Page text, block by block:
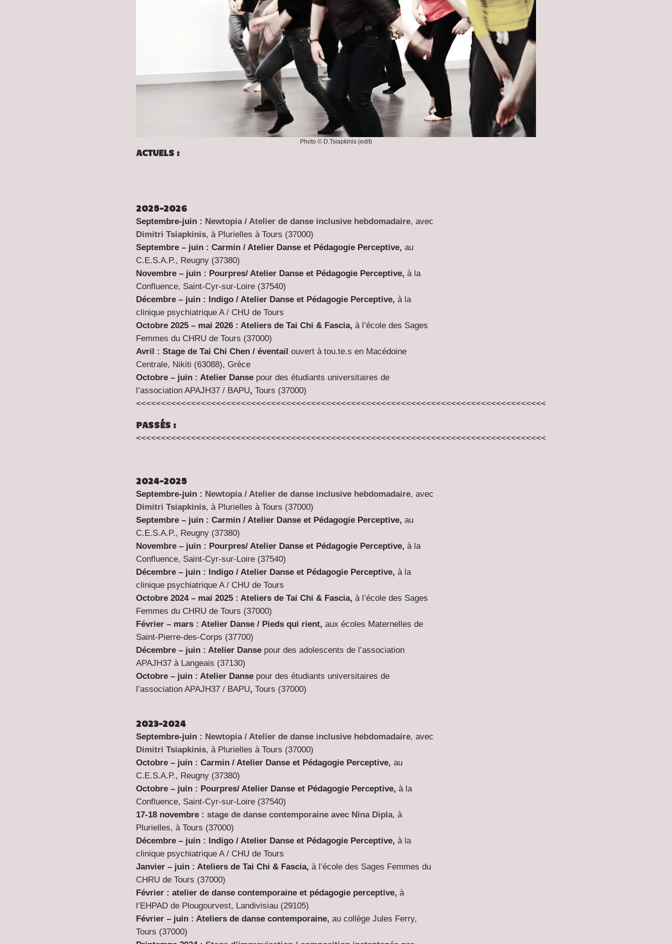
Photo © D.Tsiapkinis (edit)
ACTUELS :
2025-2026
Septembre-juin : Newtopia / Atelier de danse inclusive hebdomadaire, avec
Dimitri Tsiapkinis, à Plurielles à Tours (37000)
Septembre – juin : Carmin / Atelier Danse et Pédagogie Perceptive, au
C.E.S.A.P., Reugny (37380)
Novembre – juin : Pourpres/ Atelier Danse et Pédagogie Perceptive, à la
Confluence, Saint-Cyr-sur-Loire (37540)
Décembre – juin : Indigo / Atelier Danse et Pédagogie Perceptive, à la
clinique psychiatrique A / CHU de Tours
Octobre 2025 – mai 2026 : Ateliers de Tai Chi & Fascia, à l’école des Sages
Femmes du CHRU de Tours (37000)
Avril : Stage de Tai Chi Chen / éventail ouvert à tou.te.s en Macédoine
Centrale, Nikiti (63088), Grèce
Octobre – juin : Atelier Danse pour des étudiants universitaires de
l’association APAJH37 / BAPU, Tours (37000)
<<<<<<<<<<<<<<<<<<<<<<<<<<<<<<<<<<<<<<<<<<<<<<<<<<<<<<<<<<<<<<<<<<<<<<<<<<<<<<<<<<
PASSÉS :
<<<<<<<<<<<<<<<<<<<<<<<<<<<<<<<<<<<<<<<<<<<<<<<<<<<<<<<<<<<<<<<<<<<<<<<<<<<<<<<<<<
2024-2025
Septembre-juin : Newtopia / Atelier de danse inclusive hebdomadaire, avec
Dimitri Tsiapkinis, à Plurielles à Tours (37000)
Septembre – juin : Carmin / Atelier Danse et Pédagogie Perceptive, au
C.E.S.A.P., Reugny (37380)
Novembre – juin : Pourpres/ Atelier Danse et Pédagogie Perceptive, à la
Confluence, Saint-Cyr-sur-Loire (37540)
Décembre – juin : Indigo / Atelier Danse et Pédagogie Perceptive, à la
clinique psychiatrique A / CHU de Tours
Octobre 2024 – mai 2025 : Ateliers de Tai Chi & Fascia, à l’école des Sages
Femmes du CHRU de Tours (37000)
Février – mars : Atelier Danse / Pieds qui rient, aux écoles Maternelles de
Saint-Pierre-des-Corps (37700)
Décembre – juin : Atelier Danse pour des adolescents de l’association
APAJH37 à Langeais (37130)
Octobre – juin : Atelier Danse pour des étudiants universitaires de
l’association APAJH37 / BAPU, Tours (37000)
2023-2024
Septembre-juin : Newtopia / Atelier de danse inclusive hebdomadaire, avec
Dimitri Tsiapkinis, à Plurielles à Tours (37000)
Octobre – juin : Carmin / Atelier Danse et Pédagogie Perceptive, au
C.E.S.A.P., Reugny (37380)
Octobre – juin : Pourpres/ Atelier Danse et Pédagogie Perceptive, à la
Confluence, Saint-Cyr-sur-Loire (37540)
17-18 novembre : stage de danse contemporaine avec Nina Dipla, à
Plurielles, à Tours (37000)
Décembre – juin : Indigo / Atelier Danse et Pédagogie Perceptive, à la
clinique psychiatrique A / CHU de Tours
Janvier – juin : Ateliers de Tai Chi & Fascia, à l’école des Sages Femmes du
CHRU de Tours (37000)
Février : atelier de danse contemporaine et pédagogie perceptive, à
l’EHPAD de Plougourvest, Landivisiau (29105)
Février – juin : Ateliers de danse contemporaine, au collège Jules Ferry,
Tours (37000)